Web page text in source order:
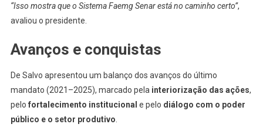
“Isso mostra que o Sistema Faemg Senar está no caminho certo”,
avaliou o presidente.
Avanços e conquistas
De Salvo apresentou um balanço dos avanços do último
mandato (2021–2025), marcado pela interiorização das ações,
pelo fortalecimento institucional e pelo diálogo com o poder
público e o setor produtivo